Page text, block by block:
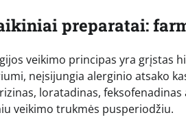
preparatai:
veikimo principas yra grįstas
neįsijungia alerginio atsako
loratadinas,
veikimo trukmės pusperiodžiu.